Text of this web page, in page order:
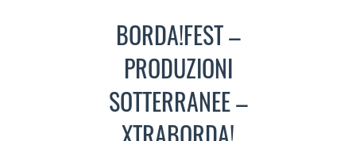
BORDA!FEST –
PRODUZIONI
SOTTERRANEE –